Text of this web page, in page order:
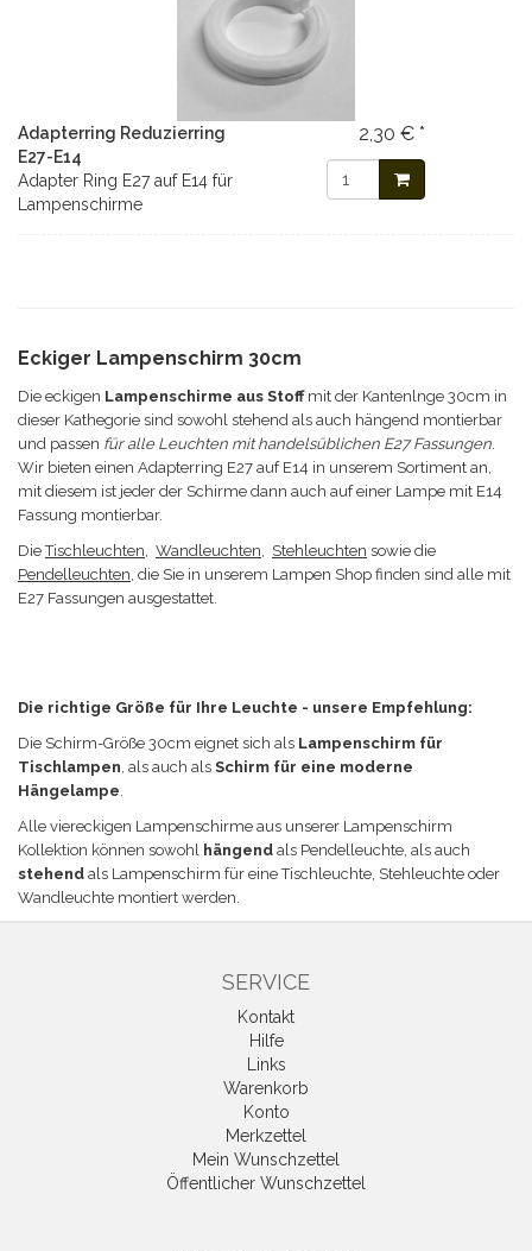
Adapterring Reduzierring
E27-E14
Adapter Ring E27 auf E14 für
Lampenschirme
2,30 € *
Eckiger Lampenschirm 30cm
Die eckigen Lampenschirme aus Stoffmit der Kantenlnge 30cm in
dieser Kathegorie sind sowohl stehend als auch hängend montierbar
und passen für alle Leuchten mit handelsüblichen E27 Fassungen.
Wir bieten einen Adapterring E27 auf E14 in unserem Sortiment an,
mit diesem ist jeder der Schirme dann auch auf einer Lampe mit E14
Fassung montierbar.
DieTischleuchten, Wandleuchten, Stehleuchten sowie die
Pendelleuchten, die Sie in unserem Lampen Shop finden sind alle mit
E27 Fassungen ausgestattet.
Die richtige Größe für Ihre Leuchte - unsere Empfehlung:
Die Schirm-Größe 30cm eignet sich als Lampenschirm für
Tischlampen, als auch als Schirm für eine moderne
Hängelampe.
Alle viereckigen Lampenschirme aus unserer Lampenschirm
Kollektion können sowohl hängend als Pendelleuchte, als auch
stehend als Lampenschirm für eine Tischleuchte, Stehleuchte oder
Wandleuchte montiert werden.
SERVICE
Kontakt
Hilfe
Links
Warenkorb
Konto
Merkzettel
Mein Wunschzettel
Öffentlicher Wunschzettel